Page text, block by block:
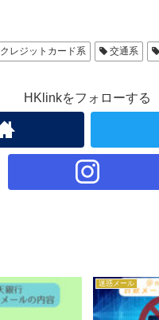
クレジットカード系 交通系
HKlinkをフォローする
迷惑メール